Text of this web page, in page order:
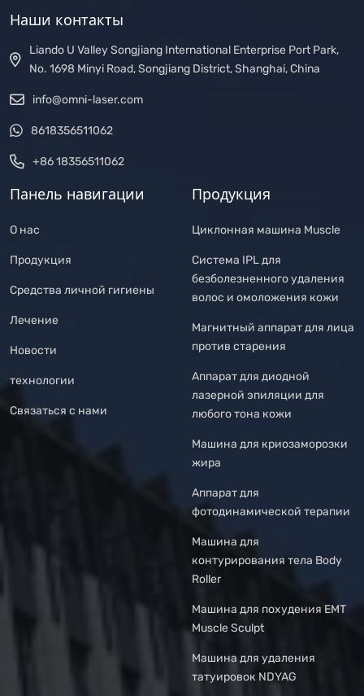
Наши контакты
Liando U Valley Songjiang International Enterprise Port Park,
No. 1698 Minyi Road, Songjiang District, Shanghai, China
info@omni-laser.com
8618356511062
+86 18356511062
Панель навигации
О нас
Продукция
Средства личной гигиены
Лечение
Новости
технологии
Связаться с нами
Продукция
Циклонная машина Muscle
Система IPL для
безболезненного удаления
волос и омоложения кожи
Магнитный аппарат для лица
против старения
Аппарат для диодной
лазерной эпиляции для
любого тона кожи
Машина для криозаморозки
жира
Аппарат для
фотодинамической терапии
Машина для
контурирования тела Body
Roller
Машина для похудения EMT
Muscle Sculpt
Машина для удаления
татуировок NDYAG